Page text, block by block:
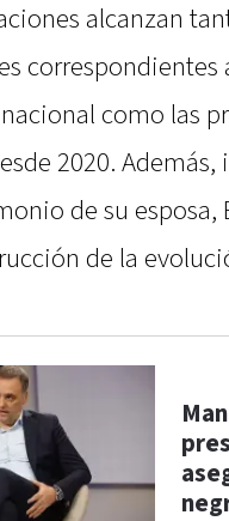
alcanzan
correspondientes
como las
2020.
de su
de la